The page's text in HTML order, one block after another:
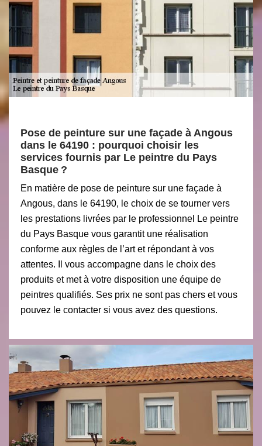
Pose de peinture sur une façade à Angous
dans le 64190 : pourquoi choisir les
services fournis par Le peintre du Pays
Basque ?
En matière de pose de peinture sur une façade à
Angous, dans le 64190, le choix de se tourner vers
les prestations livrées par le professionnel Le peintre
du Pays Basque vous garantit une réalisation
conforme aux règles de l’art et répondant à vos
attentes. Il vous accompagne dans le choix des
produits et met à votre disposition une équipe de
peintres qualifiés. Ses prix ne sont pas chers et vous
pouvez le contacter si vous avez des questions.